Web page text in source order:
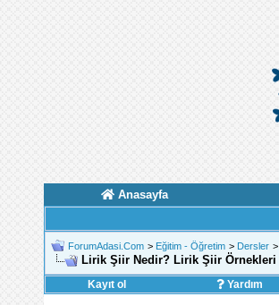
Anasayfa
ForumAdasi.Com > Eğitim - Öğretim > Dersler >
Lirik Şiir Nedir? Lirik Şiir Örnekleri
Kayıt ol Yardım